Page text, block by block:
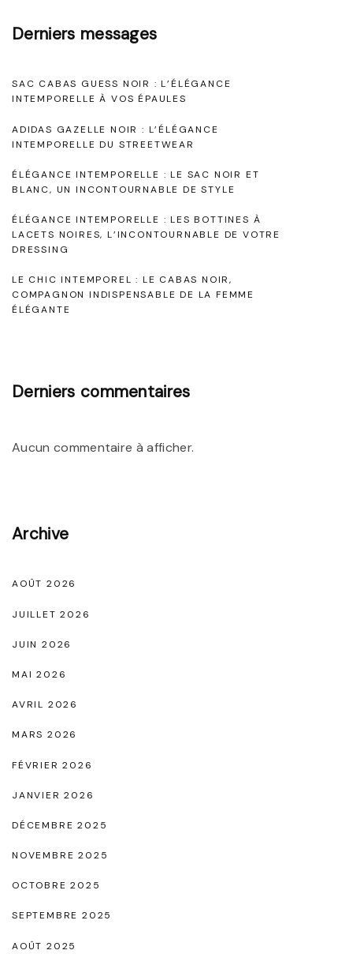
r
à
h
a
î
n
e
r
S
y
e
a
v
c
a
o
P
a
s
e
Derniers messages
SAC CABAS GUESS NOIR : L’ÉLÉGANCE
INTEMPORELLE À VOS ÉPAULES
ADIDAS GAZELLE NOIR : L’ÉLÉGANCE
INTEMPORELLE DU STREETWEAR
ÉLÉGANCE INTEMPORELLE : LE SAC NOIR ET
BLANC, UN INCONTOURNABLE DE STYLE
ÉLÉGANCE INTEMPORELLE : LES BOTTINES À
LACETS NOIRES, L’INCONTOURNABLE DE VOTRE
DRESSING
LE CHIC INTEMPOREL : LE CABAS NOIR,
COMPAGNON INDISPENSABLE DE LA FEMME
ÉLÉGANTE
Derniers commentaires
Aucun commentaire à afficher.
Archive
AOÛT 2026
JUILLET 2026
JUIN 2026
MAI 2026
AVRIL 2026
MARS 2026
FÉVRIER 2026
JANVIER 2026
DÉCEMBRE 2025
NOVEMBRE 2025
OCTOBRE 2025
SEPTEMBRE 2025
AOÛT 2025